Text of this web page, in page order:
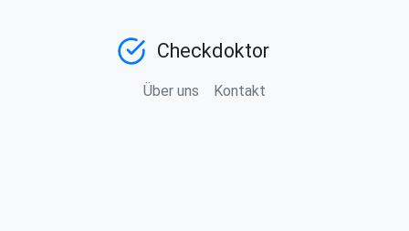
Checkdoktor
Über uns Kontakt